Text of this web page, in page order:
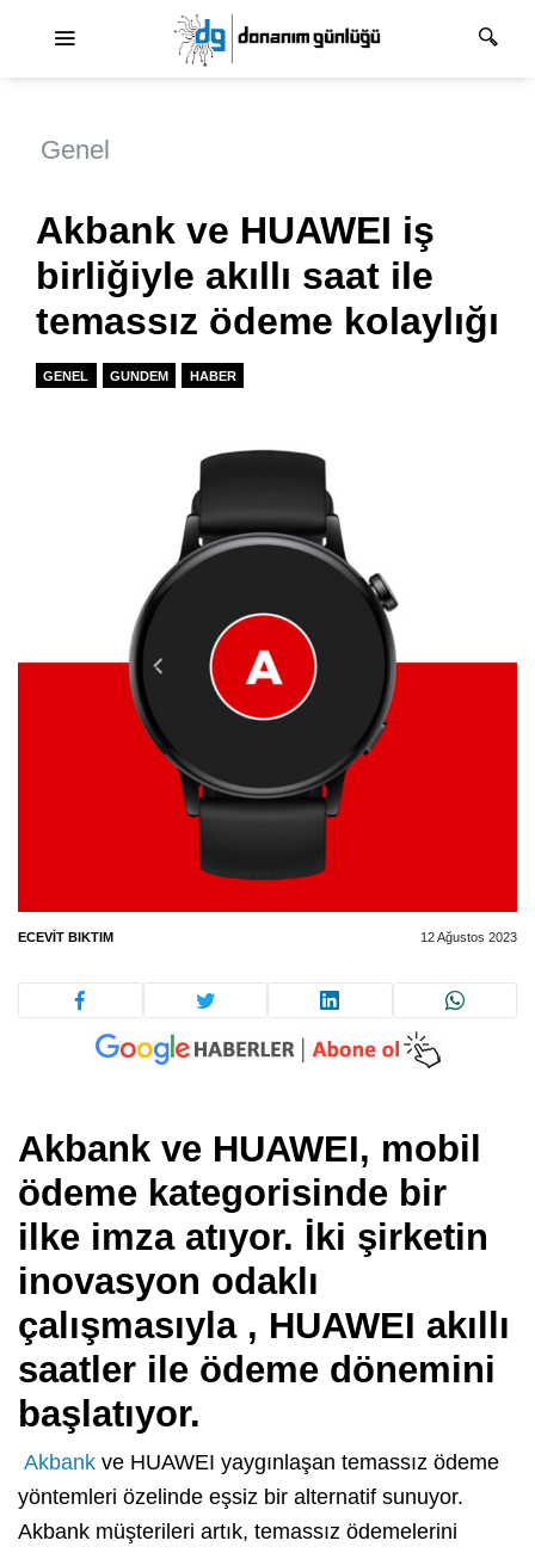
Genel
Akbank ve HUAWEI iş
birliğiyle akıllı saat ile
temassız ödeme kolaylığı
GENEL GUNDEM HABER
ECEVIT BIKTIM 12 Ağustos 2023
Akbank ve HUAWEI, mobil
ödeme kategorisinde bir
ilke imza atıyor. İki şirketin
inovasyon odaklı
çalışmasıyla , HUAWEI akıllı
saatler ile ödeme dönemini
başlatıyor.
Akbank ve HUAWEI yaygınlaşan temassız ödeme
yöntemleri özelinde eşsiz bir alternatif sunuyor.
Akbank müşterileri artık, temassız ödemelerini